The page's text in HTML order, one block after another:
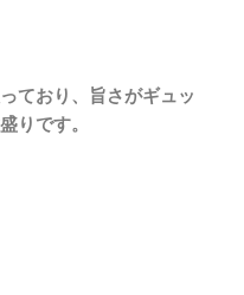
ており、旨さがギュッ
りです。